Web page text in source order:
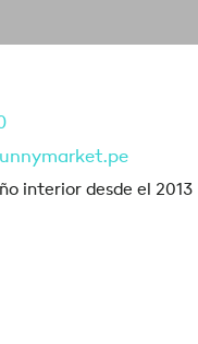
interior desde el 2013